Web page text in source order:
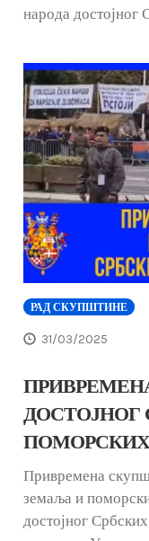
народа достојног
РАД СКУПШТИНЕ
31/03/2025
ПОМОРСКИХ
Привремена
земаља и
достојног